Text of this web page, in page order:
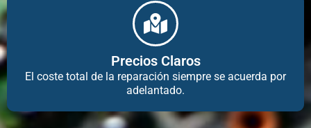
Precios Claros
El coste total de la reparación siempre se acuerda por
adelantado.